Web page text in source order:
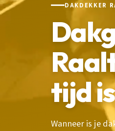
DAKDEKKER
tijd is
Wanneer is je